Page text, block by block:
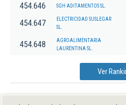
454.646 SGH ADITAMENTOS SL.
454.647
ELECTRICIDAD SUSLEGAR
SL.
454.648
AGROALIMENTARIA
LAURENTINA SL.
Ver